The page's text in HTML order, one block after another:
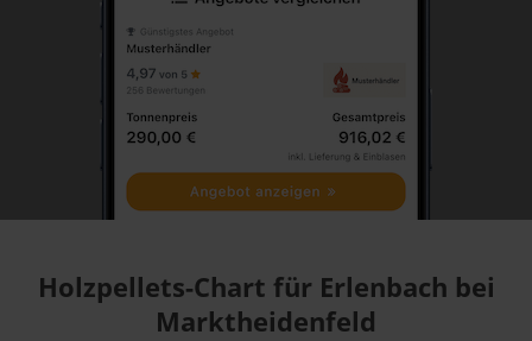
Holzpellets-Chart für Erlenbach bei
Marktheidenfeld